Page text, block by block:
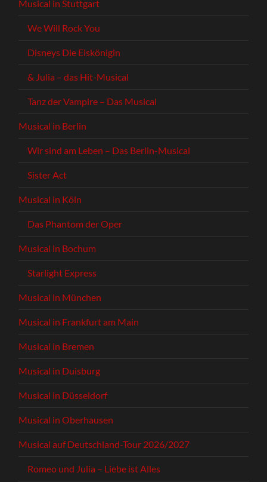
Musical in Stuttgart
We Will Rock You
Disneys Die Eiskönigin
& Julia – das Hit-Musical
Tanz der Vampire – Das Musical
Musical in Berlin
Wir sind am Leben – Das Berlin-Musical
Sister Act
Musical in Köln
Das Phantom der Oper
Musical in Bochum
Starlight Express
Musical in München
Musical in Frankfurt am Main
Musical in Bremen
Musical in Duisburg
Musical in Düsseldorf
Musical in Oberhausen
Musical auf Deutschland-Tour 2026/2027
Romeo und Julia – Liebe ist Alles